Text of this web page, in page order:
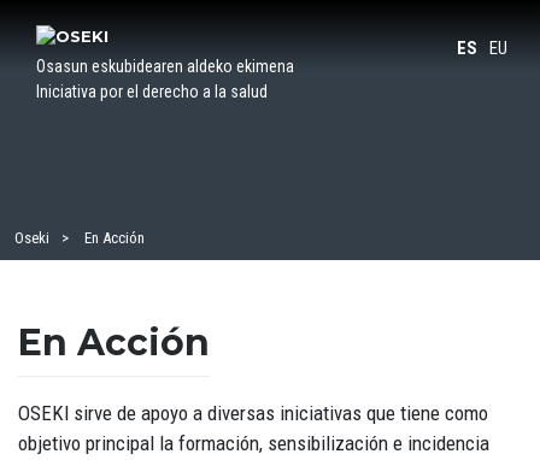
contenidoOsasun eskubidearen aldeko ekimena
Iniciativa por el derecho a la salud
ES EU
Oseki En Acción
En Acción
OSEKI sirve de apoyo a diversas iniciativas que tiene como
objetivo principal la formación, sensibilización e incidencia